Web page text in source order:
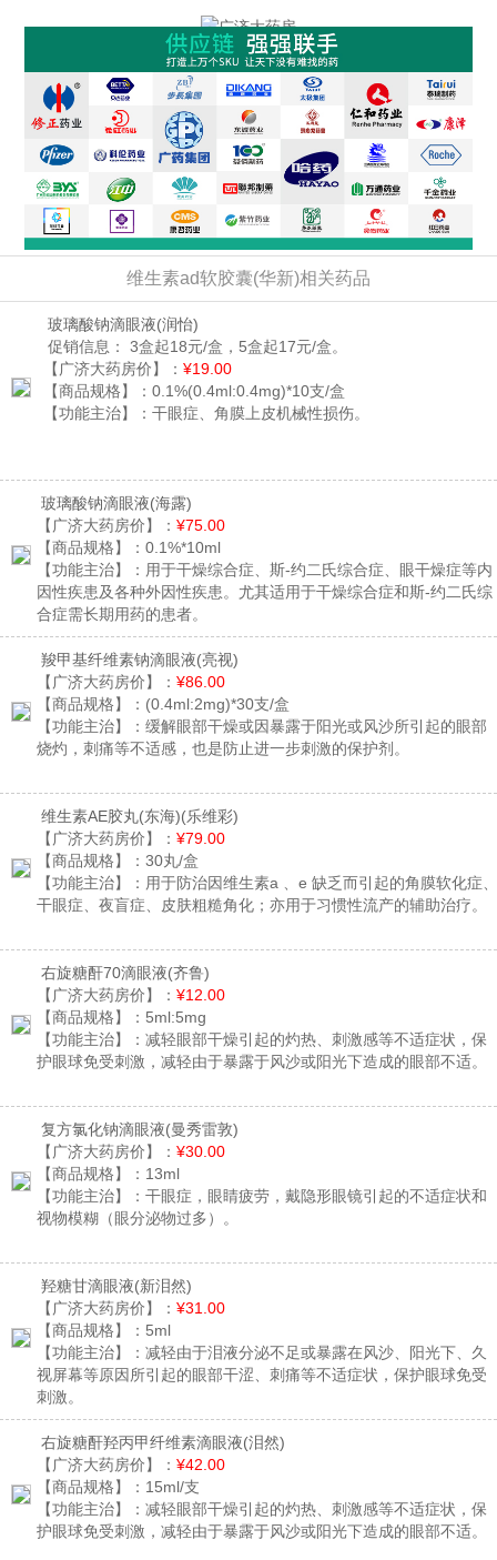
维生素ad软胶囊(华新)相关药品
玻璃酸钠滴眼液(润怡)
促销信息：
3盒起18元/盒，5盒起17元/盒。
【广济大药房价】： ¥19.00
【商品规格】： 0.1%(0.4ml:0.4mg)*10支/盒
【功能主治】： 干眼症、角膜上皮机械性损伤。
玻璃酸钠滴眼液(海露)
【广济大药房价】： ¥75.00
【商品规格】： 0.1%*10ml
【功能主治】： 用于干燥综合症、斯-约二氏综合症、眼干燥症等内
因性疾患及各种外因性疾患。尤其适用于干燥综合症和斯-约二氏综
合症需长期用药的患者。
羧甲基纤维素钠滴眼液(亮视)
【广济大药房价】： ¥86.00
【商品规格】： (0.4ml:2mg)*30支/盒
【功能主治】： 缓解眼部干燥或因暴露于阳光或风沙所引起的眼部
烧灼，刺痛等不适感，也是防止进一步刺激的保护剂。
维生素AE胶丸(东海)(乐维彩)
【广济大药房价】： ¥79.00
【商品规格】： 30丸/盒
【功能主治】： 用于防治因维生素a 、e 缺乏而引起的角膜软化症、
干眼症、夜盲症、皮肤粗糙角化；亦用于习惯性流产的辅助治疗。
右旋糖酐70滴眼液(齐鲁)
【广济大药房价】： ¥12.00
【商品规格】： 5ml:5mg
【功能主治】： 减轻眼部干燥引起的灼热、刺激感等不适症状，保
护眼球免受刺激，减轻由于暴露于风沙或阳光下造成的眼部不适。
复方氯化钠滴眼液(曼秀雷敦)
【广济大药房价】： ¥30.00
【商品规格】： 13ml
【功能主治】： 干眼症，眼睛疲劳，戴隐形眼镜引起的不适症状和
视物模糊（眼分泌物过多）。
羟糖甘滴眼液(新泪然)
【广济大药房价】： ¥31.00
【商品规格】： 5ml
【功能主治】： 减轻由于泪液分泌不足或暴露在风沙、阳光下、久
视屏幕等原因所引起的眼部干涩、刺痛等不适症状，保护眼球免受
刺激。
右旋糖酐羟丙甲纤维素滴眼液(泪然)
【广济大药房价】： ¥42.00
【商品规格】： 15ml/支
【功能主治】： 减轻眼部干燥引起的灼热、刺激感等不适症状，保
护眼球免受刺激，减轻由于暴露于风沙或阳光下造成的眼部不适。